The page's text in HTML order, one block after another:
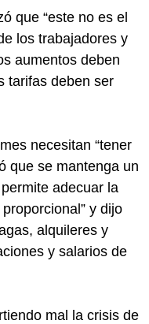
que “este no es el
los trabajadores y
aumentos deben
tarifas deben ser
necesitan “tener
que se mantenga un
adecuar la
y dijo
alquileres y
y salarios de
mal la crisis de